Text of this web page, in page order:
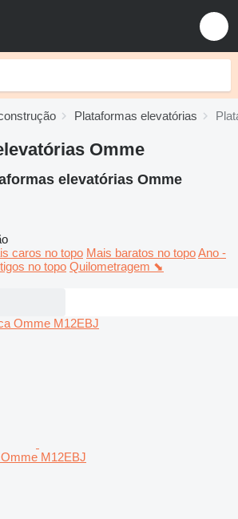
Plataformas elevatórias
Omme
elevatórias Omme
caros no topo Mais baratos no topoAno -
no topo Quilometragem ⬊
M12EBJ